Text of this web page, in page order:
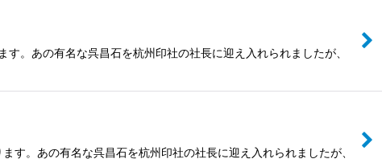
。あの有名な呉昌石を杭州印社の社長に迎え入れられましたが、
。あの有名な呉昌石を杭州印社の社長に迎え入れられましたが、